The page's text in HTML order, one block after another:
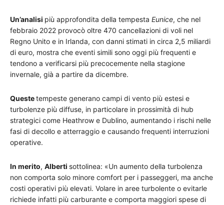
Un’analisi più approfondita della tempesta Eunice, che nel
febbraio 2022 provocò oltre 470 cancellazioni di voli nel
Regno Unito e in Irlanda, con danni stimati in circa 2,5 miliardi
di euro, mostra che eventi simili sono oggi più frequenti e
tendono a verificarsi più precocemente nella stagione
invernale, già a partire da dicembre.
Questetempeste generano campi di vento più estesi e
turbolenze più diffuse, in particolare in prossimità di hub
strategici come Heathrow e Dublino, aumentando i rischi nelle
fasi di decollo e atterraggio e causando frequenti interruzioni
operative.
In merito, Alberti sottolinea: «Un aumento della turbolenza
non comporta solo minore comfort per i passeggeri, ma anche
costi operativi più elevati. Volare in aree turbolente o evitarle
richiede infatti più carburante e comporta maggiori spese di